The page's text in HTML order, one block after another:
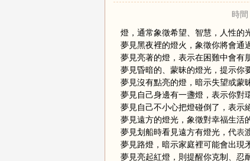
時
燈，通常象徵希望、智慧，人性的
夢見黑夜裡的燈火，象徵你將會通
夢見亮著的燈，表示在困難中會有
夢見昏暗的、蒙昧的燈光，提示你
夢見沒有點亮的燈，暗示失望或蒙
夢見自己身邊有一盞燈，表示你對
夢見自己不小心把燈碰倒了，表示
夢見遠方的燈光，象徵對幸福生活
夢見划船時看見遠方有燈光，代表
夢見路燈，暗示家庭裡可能會出現
夢見亮起紅燈，則提醒你克制、忍